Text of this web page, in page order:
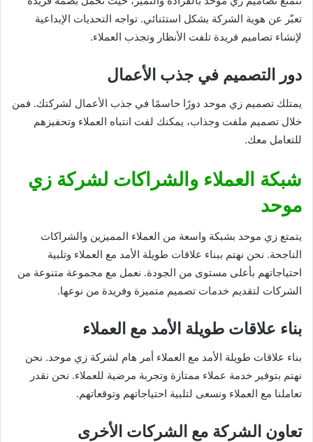
تعبّر عن هوية الشركة بشكل استثنائي. تواجه التحديات الإبداعية
لإنشاء تصاميم فريدة تلفت الأنظار وتجذب العملاء.
دور التصميم في جذب الأعمال
يمتلك تصميم زي موحد دورًا حاسمًا في جذب الأعمال لشركتك. فمن
خلال تصميم ملفت وجذاب، يمكنك لفت انتباه العملاء وتحفيزهم
للتعامل معك.
شبكة العملاء والشراكات لشركة زي
موحد
يتمتع زي موحد بشبكة واسعة من العملاء المميزين والشراكات
الناجحة. نحن نهتم ببناء علاقات طويلة الأمد مع العملاء وتلبية
احتياجاتهم بأعلى مستوى من الجودة. نعمل مع مجموعة متنوعة من
الشركات لتقديم خدمات تصميم متميزة وفريدة من نوعها.
بناء علاقات طويلة الأمد مع العملاء
بناء علاقات طويلة الأمد مع العملاء أمر هام لشركة زي موحد. نحن
نهتم بتوفير خدمة عملاء ممتازة وتجربة مرضية للعملاء. نحن نقدر
تعاملنا مع العملاء ونسعى لتلبية احتياجاتهم وتوقعاتهم.
تعاون الشركة مع الشركات الأخرى